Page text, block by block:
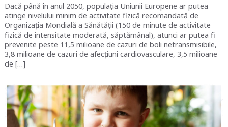
Dacă până în anul 2050, populația Uniunii Europene ar putea
atinge nivelului minim de activitate fizică recomandată de
Organizația Mondială a Sănătății (150 de minute de activitate
fizică de intensitate moderată, săptămânal), atunci ar putea fi
prevenite peste 11,5 milioane de cazuri de boli netransmisibile,
3,8 milioane de cazuri de afecțiuni cardiovasculare, 3,5 milioane
de […]